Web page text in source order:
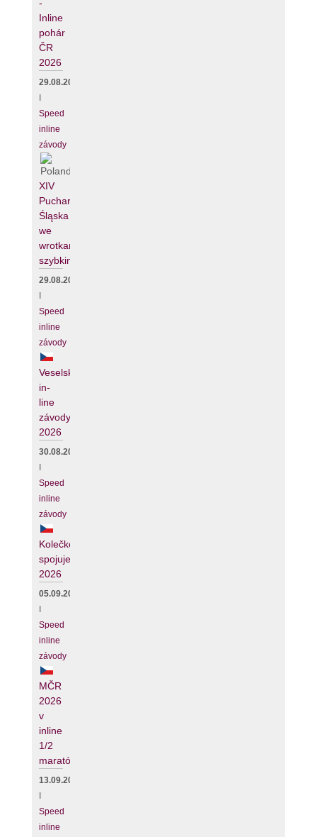
-
Inline
pohár
ČR
2026
29.08.2026
Speed
inline
závody
XIV
Puchar
Śląska
we
wrotkarstwie
szybkim
29.08.2026
Speed
inline
závody
Veselské
in-
line
závody
2026
30.08.2026
Speed
inline
závody
Kolečko
spojuje
2026
05.09.2026
Speed
inline
závody
MČR
2026
v
inline
1/2
maratónu
13.09.2026
Speed
inline